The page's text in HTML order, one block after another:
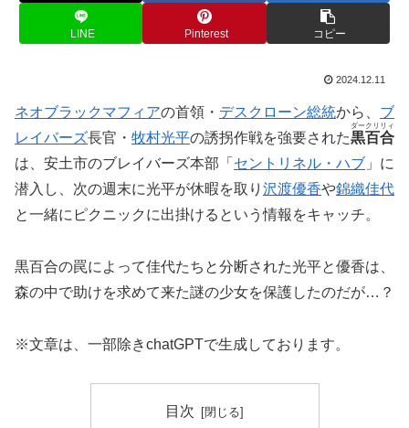
LINE Pinterest コピー
2024.12.11
ネオブラックマフィアの首領・ デスクローン総統から、 ブ
レイバーズ長官・ 牧村光平の誘拐作戦を強要された黒百合
ダークリリィ
は、安土市のブレイバーズ本部「 セントリネル・ハブ 」に
潜入し、次の週末に光平が休暇を取り 沢渡優香や錦織佳代
と一緒にピクニックに出掛けるという情報をキャッチ。
黒百合の罠によって佳代たちと分断された光平と優香は、
森の中で助けを求めて来た謎の少女を保護したのだが…？
※文章は、一部除きchatGPTで生成しております。
目次